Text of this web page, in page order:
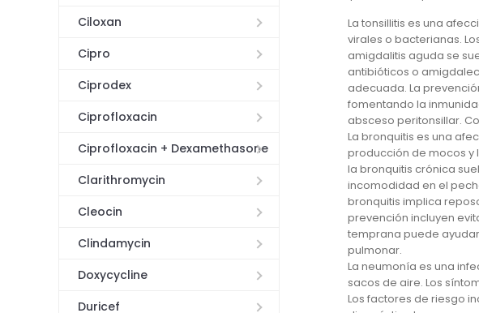
Ciloxan
Cipro
Ciprodex
Ciprofloxacin
Ciprofloxacin + Dexamethasone
Clarithromycin
Cleocin
Clindamycin
Doxycycline
Duricef
La tonsillitis es una
virales o bacterianas.
amigdalitis aguda se
antibióticos o
adecuada. La
fomentando la
absceso peritonsillar.
La bronquitis es una
producción de mocos y
la bronquitis crónica
incomodidad en el
bronquitis implica
prevención incluyen
temprana puede
pulmonar.
La neumonía es una
sacos de aire. Los
Los factores de riesgo